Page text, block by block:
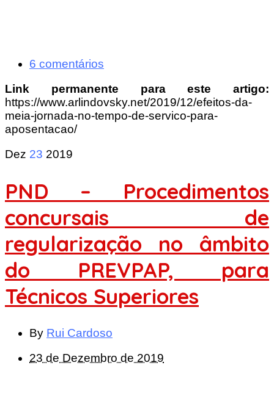
6 comentários
Link permanente para este artigo:
https://www.arlindovsky.net/2019/12/efeitos-da-
meia-jornada-no-tempo-de-servico-para-
aposentacao/
Dez 23 2019
PND – Procedimentos
concursais de
regularização no âmbito
do PREVPAP, para
Técnicos Superiores
By Rui Cardoso
23 de Dezembro de 2019